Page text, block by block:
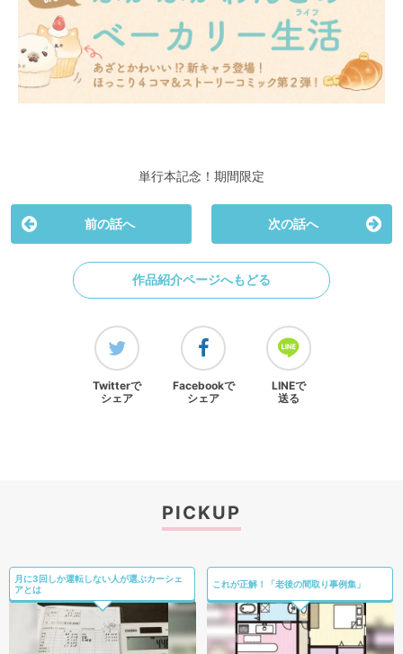
単行本記念！期間限定
前の話へ 次の話へ
作品紹介ページへもどる
Twitterで
シェア
Facebookで
シェア
LINEで
送る
PICKUP
月に3回しか運転しない人が選ぶカーシェ
アとは
これが正解！「老後の間取り事例集」